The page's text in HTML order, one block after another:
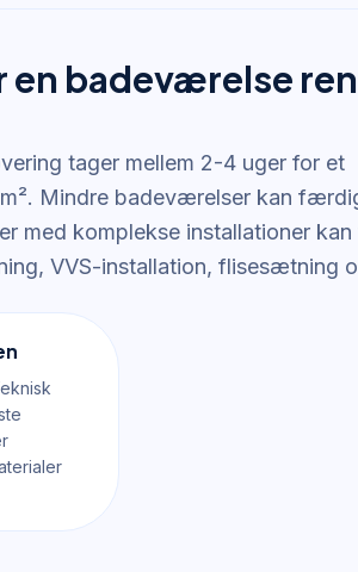
en badeværelse
tager mellem 2-4 uger for et
Mindre badeværelser kan
med komplekse installationer
VVS-installation, flisesætning